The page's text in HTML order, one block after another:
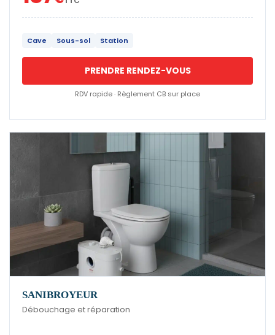
Cave Sous-sol Station
PRENDRE RENDEZ-VOUS
RDV rapide · Règlement CB sur place
SANIBROYEUR
Débouchage et réparation